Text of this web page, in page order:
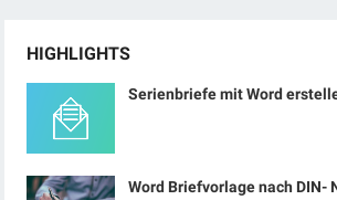
HIGHLIGHTS
Serienbriefe mit Word
Word Briefvorlage nach DIN-